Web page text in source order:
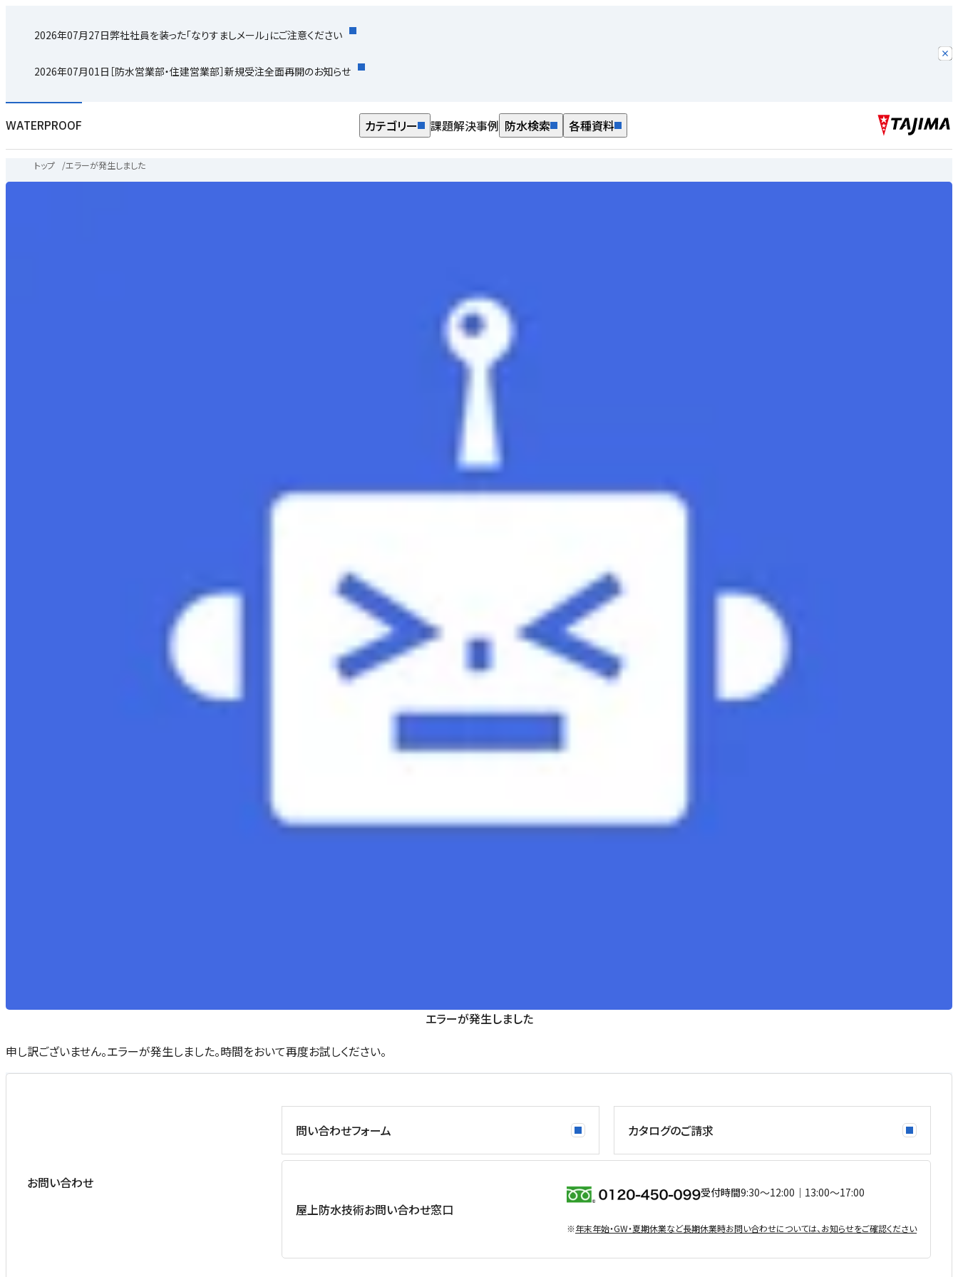
2026年07月27日弊社社員を装った「なりすましメール」にご注意ください
2026年07月01日 ［防水営業部・住建営業部］新規受注全面再開のお知らせ
WATERPROOF カテゴリー 課題解決事例 防水検索 各種資料
トップ /エラーが発生しました
エラーが発生しました
申し訳ございません。エラーが発生しました。時間をおいて再度お試しください。
お問い合わせ
問い合わせフォーム カタログのご請求
屋上防水技術お問い合わせ窓口
受付時間9:30〜12:00｜13:00〜17:00
※年末年始・GW・夏期休業など⻑期休業時お問い合わせについては、お知らせをご確認ください